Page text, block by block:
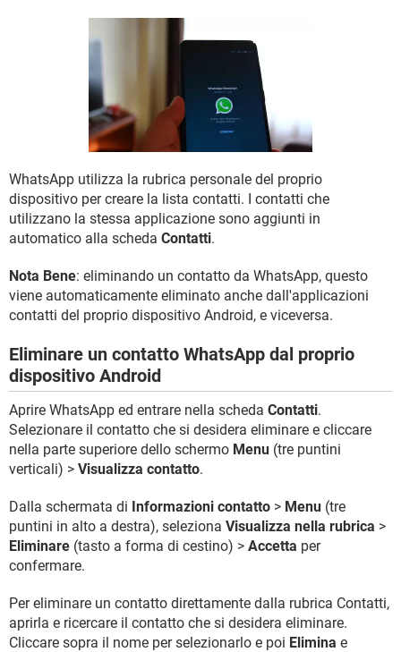
WHATSAPP
FACEBOOK
WhatsApp utilizza la rubrica personale del proprio
dispositivo per creare la lista contatti. I contatti che
utilizzano la stessa applicazione sono aggiunti in
automatico alla scheda Contatti.
Nota Bene: eliminando un contatto da WhatsApp, questo
viene automaticamente eliminato anche dall'applicazioni
contatti del proprio dispositivo Android, e viceversa.
Eliminare un contatto WhatsApp dal proprio
dispositivo Android
Aprire WhatsApp ed entrare nella scheda Contatti.
Selezionare il contatto che si desidera eliminare e cliccare
nella parte superiore dello schermo Menu (tre puntini
verticali) > Visualizza contatto.
Dalla schermata di Informazioni contatto > Menu (tre
puntini in alto a destra), seleziona Visualizza nella rubrica >
Eliminare (tasto a forma di cestino) > Accetta per
confermare.
Per eliminare un contatto direttamente dalla rubrica Contatti,
aprirla e ricercare il contatto che si desidera eliminare.
Cliccare sopra il nome per selezionarlo e poi Elimina e